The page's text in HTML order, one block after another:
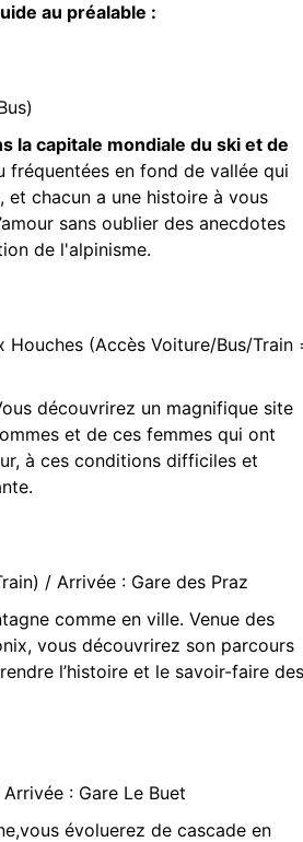
au préalable :
la capitale mondiale du ski et de
fréquentées en fond de vallée qui
et chacun a une histoire à vous
sans oublier des anecdotes
de l'alpinisme.
(Accès Voiture/Bus/Train
découvrirez un magnifique site
et de ces femmes qui ont
à ces conditions difficiles et
/ Arrivée : Gare des Praz
comme en ville. Venue des
vous découvrirez son parcours
l’histoire et le savoir-faire des
: Gare Le Buet
évoluerez de cascade en